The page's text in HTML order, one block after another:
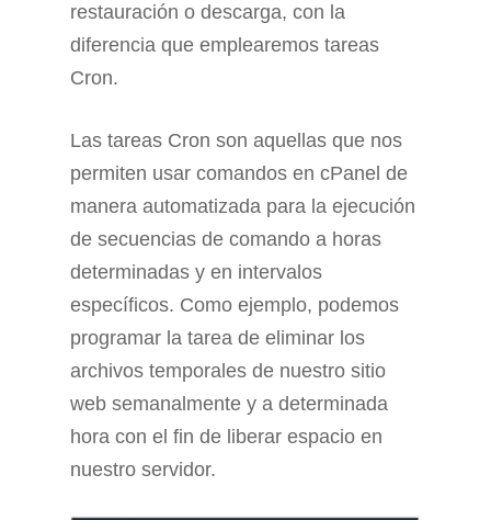
restauración o descarga, con la
diferencia que emplearemos tareas
Cron.
Las tareas Cron son aquellas que nos
permiten usar comandos en cPanel de
manera automatizada para la ejecución
de secuencias de comando a horas
determinadas y en intervalos
específicos. Como ejemplo, podemos
programar la tarea de eliminar los
archivos temporales de nuestro sitio
web semanalmente y a determinada
hora con el fin de liberar espacio en
nuestro servidor.